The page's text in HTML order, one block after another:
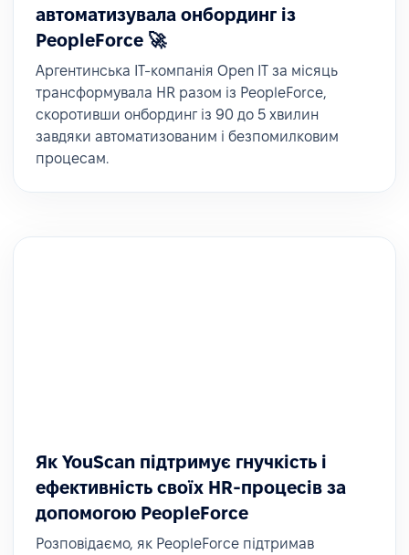
автоматизувала онбординг із
PeopleForce 🚀
Аргентинська ІТ-компанія Open IT за місяць
трансформувала HR разом із PeopleForce,
скоротивши онбординг із 90 до 5 хвилин
завдяки автоматизованим і безпомилковим
процесам.
Як YouScan підтримує гнучкість і
ефективність своїх HR-процесів за
допомогою PeopleForce
Розповідаємо, як PeopleForce підтримав